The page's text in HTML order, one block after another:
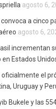
agosto 6,
a cinco
agosto 6,
incrementan
Estados
oficialmente el
Uruguay y
Bukele y las